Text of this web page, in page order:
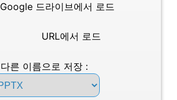
Google 드라이브에서 로드
URL에서 로드
다른 이름으로 저장 :